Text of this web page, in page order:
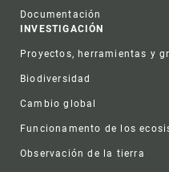
Documentación
INVESTIGACIÓN
Proyectos, herramientas y
Biodiversidad
Cambio global
Funcionamento de los
Observación de la tierra